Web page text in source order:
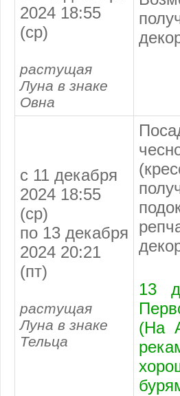
2024 18:55
(ср)
растущая
Луна в знаке
Овна
с 11 декабря
2024 18:55
(ср)
по 13 декабря
2024 20:21
(пт)
растущая
Луна в знаке
Тельца
13
(На